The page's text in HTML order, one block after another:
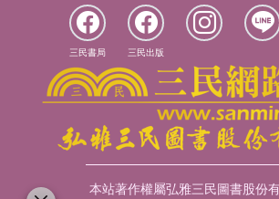
三民書局 三民出版
本站著作權屬弘雅三民圖書股份